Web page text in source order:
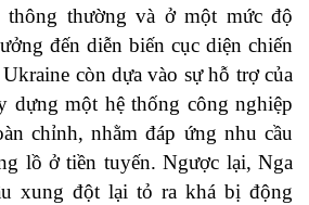
thông thường và ở một mức độ
đến diễn biến cục diện chiến
còn dựa vào sự hỗ trợ của
dựng một hệ thống công nghiệp
chỉnh, nhằm đáp ứng nhu cầu
lồ ở tiền tuyến. Ngược lại, Nga
xung đột lại tỏ ra khá bị động